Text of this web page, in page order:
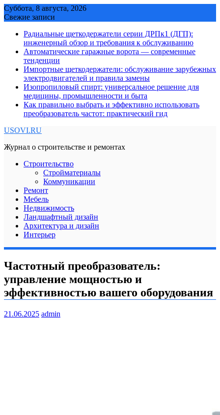
Skip
to
Суббота, 8 августа, 2026
Свежие записи
Радиальные щеткодержатели серии ДРПк1 (ДГП):
инженерный обзор и требования к обслуживанию
Автоматические гаражные ворота — современные
тенденции
Импортные щеткодержатели: обслуживание зарубежных
электродвигателей и правила замены
Изопропиловый спирт: универсальное решение для
медицины, промышленности и быта
Как правильно выбрать и эффективно использовать
преобразователь частот: практический гид
USOVI.RU
Журнал о строительстве и ремонтах
Строительство
Стройматериалы
Коммуникации
Ремонт
Мебель
Недвижимость
Ландшафтный дизайн
Архитектура и дизайн
Интерьер
Частотный преобразователь:
управление мощностью и
эффективностью вашего оборудования
21.06.2025 admin